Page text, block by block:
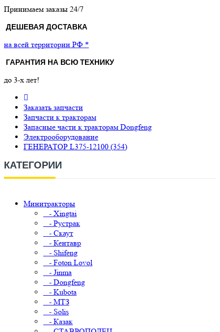
Принимаем заказы 24/7
ДЕШЕВАЯ ДОСТАВКА
на всей территории РФ *
ГАРАНТИЯ НА ВСЮ ТЕХНИКУ
до 3-х лет!
Заказать запчасти
Запчасти к тракторам
Запасные части к тракторам Dongfeng
Электрооборудование
ГЕНЕРАТОР L375-12100 (354)
КАТЕГОРИИ
Минитракторы
- Xingtai
- Рустрак
- Скаут
- Кентавр
- Shifeng
- Foton Lovol
- Jinma
- Dongfeng
- Kubota
- МТЗ
- Solis
- Казак